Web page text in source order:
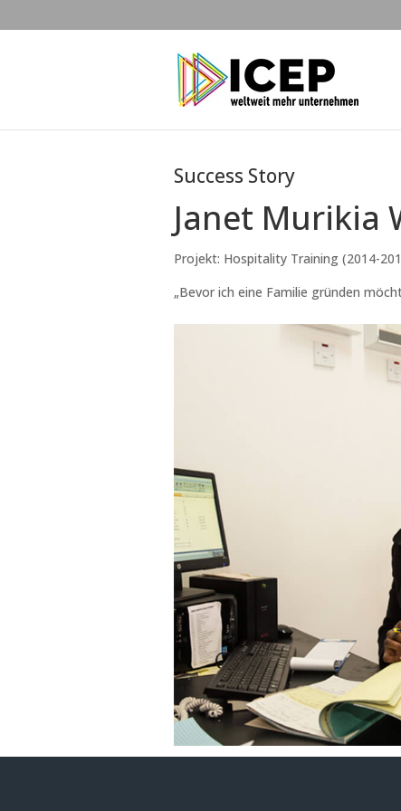
Success Story
Janet Murikia
Projekt: Hospitality Training (2014-
„Bevor ich eine Familie gründen